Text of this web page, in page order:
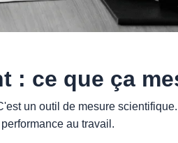
: ce que ça
un outil de mesure
au travail.